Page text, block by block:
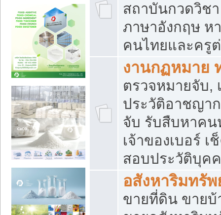
สถาบันกวดวิช
ภาษาอังกฤษ ห
คนไทยและครู
งานกฏหมาย
ตรวจหมายจับ,
ประวัติอาชญา
จับ รับสืบหาคน
เจ้าของเบอร์
สอบประวัติบุค
อสังหาริมทรัพ
ขายที่ดิน ขายบ้